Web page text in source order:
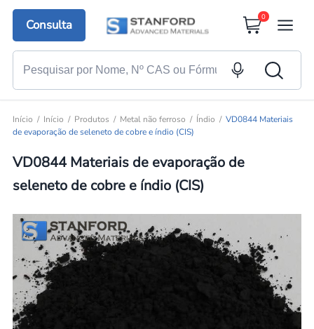
Consulta
0
Início Início Produtos Metal não ferroso Índio
VD0844 Materiais
de evaporação de seleneto de cobre e índio (CIS)
VD0844 Materiais de evaporação de
seleneto de cobre e índio (CIS)